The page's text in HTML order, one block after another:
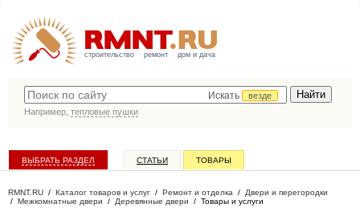
строительство ремонт дом и дача
Искать
везде
Например, тепловые пушки
ВЫБРАТЬ РАЗДЕЛ СТАТЬИ ТОВАРЫ
RMNT.RU / Каталог товаров и услуг / Ремонт и отделка / Двери и перегородки
/ Межкомнатные двери / Деревянные двери / Товары и услуги